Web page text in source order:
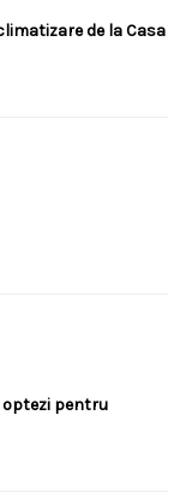
de la Casa
optezi pentru